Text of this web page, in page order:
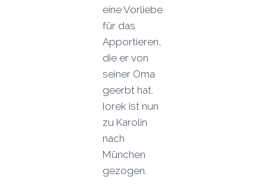
eine Vorliebe
für das
Apportieren,
die er von
seiner Oma
geerbt hat.
Iorek ist nun
zu Karolin
nach
München
gezogen.